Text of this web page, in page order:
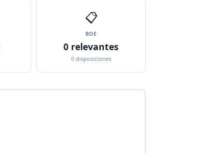
📋
BOE
0 relevantes
0 disposiciones